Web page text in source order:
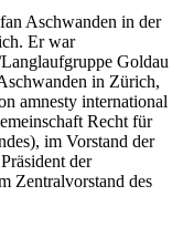
Aschwanden in der
Er war
Goldau
in Zürich,
amnesty international
Recht für
im Vorstand der
der
Zentralvorstand des